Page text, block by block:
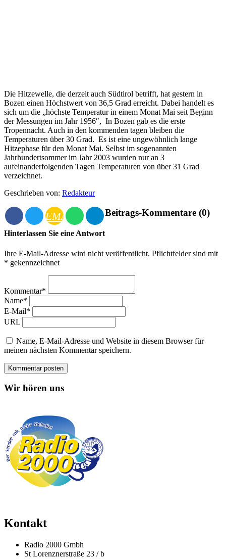
Die Hitzewelle, die derzeit auch Südtirol betrifft, hat gestern in
Bozen einen Höchstwert von 36,5 Grad erreicht. Dabei handelt es
sich um die „höchste Temperatur in einem Monat Mai seit Beginn
der Messungen im Jahr 1956″, In Bozen gab es die erste
Tropennacht. Auch in den kommenden tagen bleiben die
Temperaturen über 30 Grad. Es ist eine ungewöhnlich lange
Hitzephase für den Monat Mai. Selbst im sogenannten
Jahrhundertsommer im Jahr 2003 wurden nur an 3
aufeinanderfolgenden Tagen Temperaturen von über 31 Grad
verzeichnet.
Geschrieben von: Redakteur
EMAIL Beitrags-Kommentare (0)
Hinterlassen Sie eine Antwort
Ihre E-Mail-Adresse wird nicht veröffentlicht. Pflichtfelder sind mit
* gekennzeichnet
Kommentar*
Name*
E-Mail*
URL
Name, E-Mail-Adresse und Website in diesem Browser für
meinen nächsten Kommentar speichern.
Wir hören uns
Kontakt
Radio 2000 Gmbh
St Lorenznerstraße 23 / b